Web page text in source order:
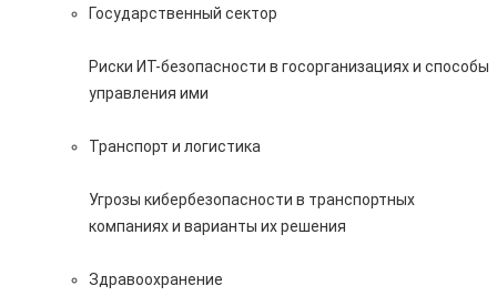
Государственный сектор
Риски ИТ-безопасности в госорганизациях и способы
управления ими
Транспорт и логистика
Угрозы кибербезопасности в транспортных
компаниях и варианты их решения
Здравоохранение